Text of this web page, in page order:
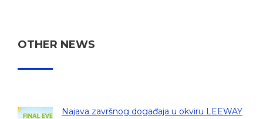
OTHER NEWS
Najava završnog događaja u okviru LEEWAY